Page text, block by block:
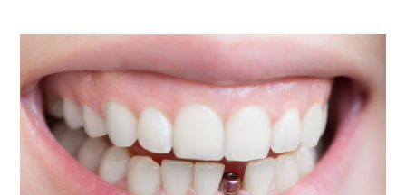
NUTRITION
MÉDECINE
MÉDECINE DOUCE